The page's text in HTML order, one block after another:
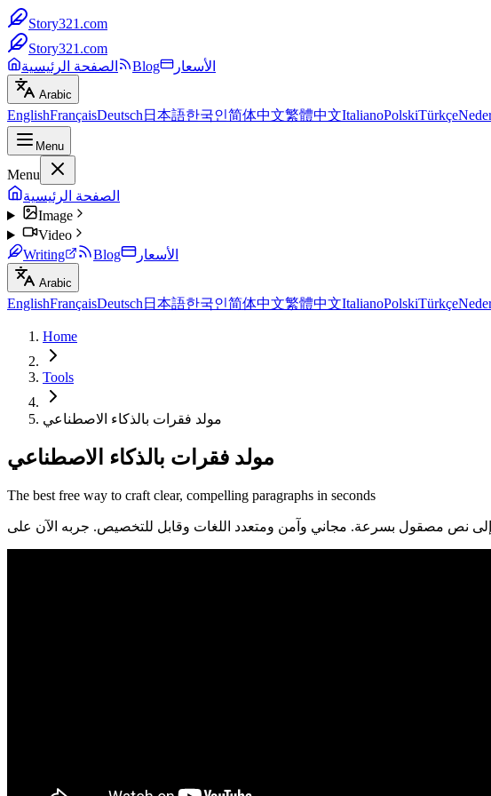
Story321.com
Story321.com
الصفحة الرئيسية
Blog الأسعار
Arabic
EnglishFrançaisDeutsch 日本語한국인简体中文繁體中文ItalianoPolskiTürkçe
Menu
Menu
الصفحة الرئيسية
Image
Video
Writing
Blog الأسعار
Arabic
EnglishFrançaisDeutsch 日本語한국인简体中文繁體中文ItalianoPolskiTürkçe
Home
Tools
مولد فقرات بالذكاء الاصطناعي
مولد فقرات بالذكاء الاصطناعي
The best free way to craft clear, compelling paragraphs in seconds